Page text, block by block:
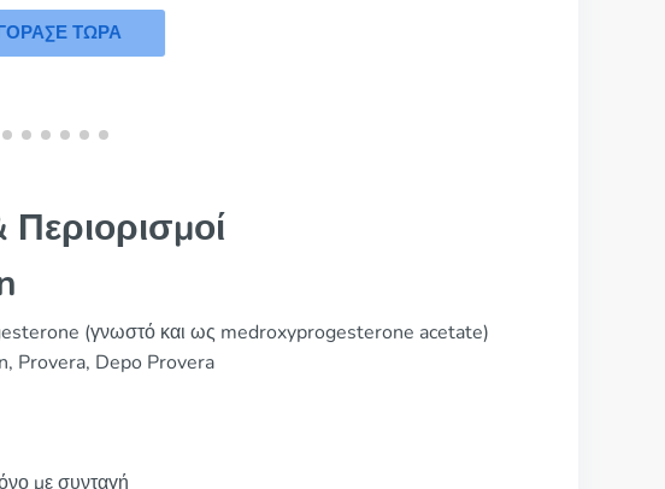
ΤΩΡΑ
Περιορισμοί
(γνωστό και ως medroxyprogesterone acetate)
Provera, Depo Provera
με συνταγή